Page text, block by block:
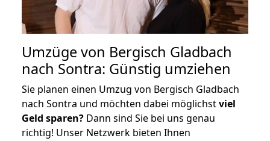
Umzüge von Bergisch Gladbach
nach Sontra: Günstig umziehen
Sie planen einen Umzug von Bergisch Gladbach
nach Sontra und möchten dabei möglichstviel
Geld sparen? Dann sind Sie bei uns genau
richtig! Unser Netzwerk bieten Ihnen